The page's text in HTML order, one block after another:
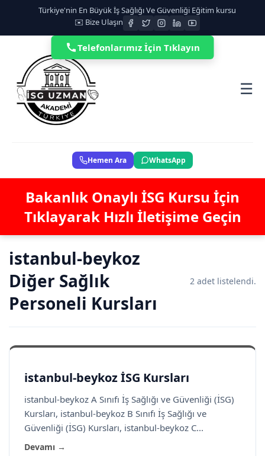
Türkiye'nin En Büyük İş Sağlığı Ve Güvenliği Eğitim kursu
✉️ Bize Ulaşın
☰
Hemen Ara WhatsApp
Bakanlık Onaylı İSG Kursu İçin
Tıklayarak Hızlı İletişime Geçin
istanbul-beykoz
Diğer Sağlık
Personeli Kursları
2 adet listelendi.
istanbul-beykoz İSG Kursları
istanbul-beykoz A Sınıfı İş Sağlığı ve Güvenliği (İSG)
Kursları, istanbul-beykoz B Sınıfı İş Sağlığı ve
Güvenliği (İSG) Kursları, istanbul-beykoz C...
Devamı →
Telefonlarımız İçin Tıklayın